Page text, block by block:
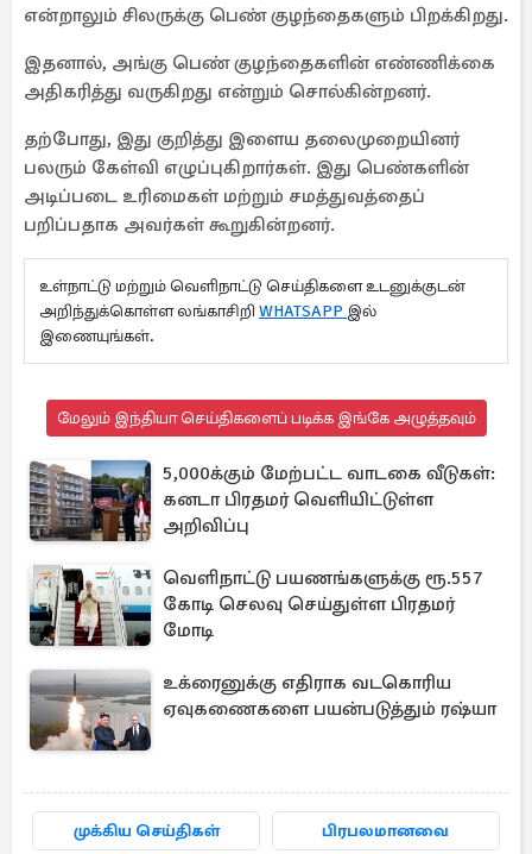
என்றாலும் சிலருக்கு பெண் குழந்தைகளும் பிறக்கிறது.
இதனால், அங்கு பெண் குழந்தைகளின் எண்ணிக்கை
அதிகரித்து வருகிறது என்றும் சொல்கின்றனர்.
தற்போது, இது குறித்து இளைய தலைமுறையினர்
பலரும் கேள்வி எழுப்புகிறார்கள். இது பெண்களின்
அடிப்படை உரிமைகள் மற்றும் சமத்துவத்தைப்
பறிப்பதாக அவர்கள் கூறுகின்றனர்.
உள்நாட்டு மற்றும் வெளிநாட்டு செய்திகளை உடனுக்குடன்
அறிந்துக்கொள்ள லங்காசிறி WHATSAPP இல்
இணையுங்கள்.
மேலும் இந்தியா செய்திகளைப் படிக்க இங்கே அழுத்தவும்
5,000க்கும் மேற்பட்ட வாடகை வீடுகள்:
கனடா பிரதமர் வெளியிட்டுள்ள
அறிவிப்பு
வெளிநாட்டு பயணங்களுக்கு ரூ.557
கோடி செலவு செய்துள்ள பிரதமர்
மோடி
உக்ரைனுக்கு எதிராக வடகொரிய
ஏவுகணைகளை பயன்படுத்தும் ரஷ்யா
முக்கிய செய்திகள் பிரபலமானவை